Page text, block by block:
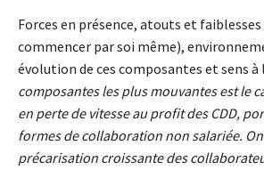
Forces en présence, atouts et faiblesses
commencer par soi même),
évolution de ces composantes et sens à
composantes les plus mouvantes est le
en perte de vitesse au profit des CDD,
formes de collaboration non salariée.
précarisation croissante des